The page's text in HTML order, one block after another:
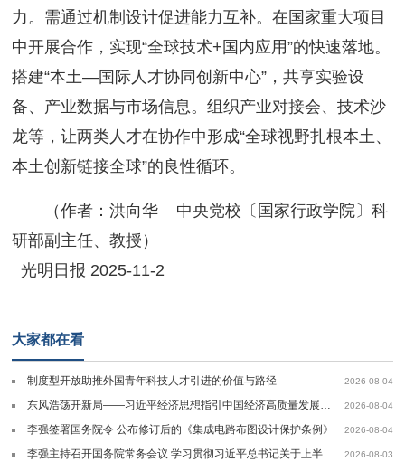
力。需通过机制设计促进能力互补。在国家重大项目
中开展合作，实现“全球技术+国内应用”的快速落地。
搭建“本土—国际人才协同创新中心”，共享实验设
备、产业数据与市场信息。组织产业对接会、技术沙
龙等，让两类人才在协作中形成“全球视野扎根本土、
本土创新链接全球”的良性循环。
（作者：洪向华 中央党校〔国家行政学院〕科
研部副主任、教授）
光明日报 2025-11-2
大家都在看
制度型开放助推外国青年科技人才引进的价值与路径 2026-08-04
东风浩荡开新局——习近平经济思想指引中国经济高质量发展行稳致远 2026-08-04
李强签署国务院令 公布修订后的《集成电路布图设计保护条例》 2026-08-04
李强主持召开国务院常务会议 学习贯彻习近平总书记关于上半年经济形势和做好下半年经济工作的重要讲话精神 2026-08-03